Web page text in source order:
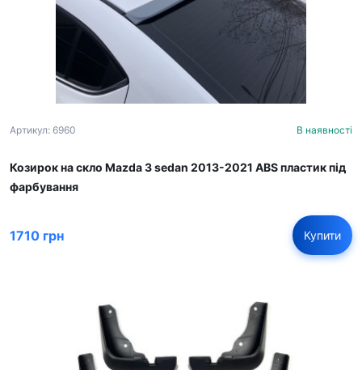
Артикул: 6960 В наявності
Козирок на скло Mazda 3 sedan 2013-2021 ABS пластик під
фарбування
1710 грн Купити